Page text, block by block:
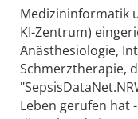
Medizininformatik
KI-Zentrum)
Anästhesiologie,
Schmerztherapie,
Leben gerufen hat